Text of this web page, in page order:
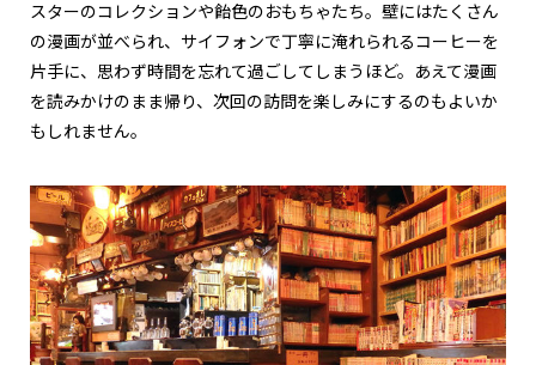
スターのコレクションや飴色のおもちゃたち。壁にはたくさん
の漫画が並べられ、サイフォンで丁寧に淹れられるコーヒーを
片手に、思わず時間を忘れて過ごしてしまうほど。あえて漫画
を読みかけのまま帰り、次回の訪問を楽しみにするのもよいか
もしれません。